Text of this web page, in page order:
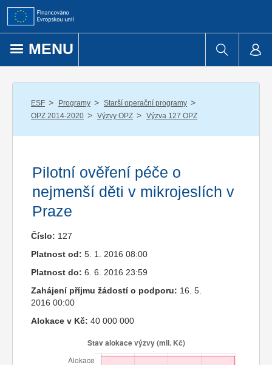
Přejít k obsahu
MENU
ESF / Programy / Starší operační programy /
OPZ 2014-2020 / Výzvy OPZ / Výzva 127 OPZ
Pilotní ověření péče o
nejmenší děti v mikrojeslích v
Praze
Číslo: 127
Platnost od: 5. 1. 2016 08:00
Platnost do: 6. 6. 2016 23:59
Zahájení příjmu žádostí o podporu: 16. 5.
2016 00:00
Alokace v Kč: 40 000 000